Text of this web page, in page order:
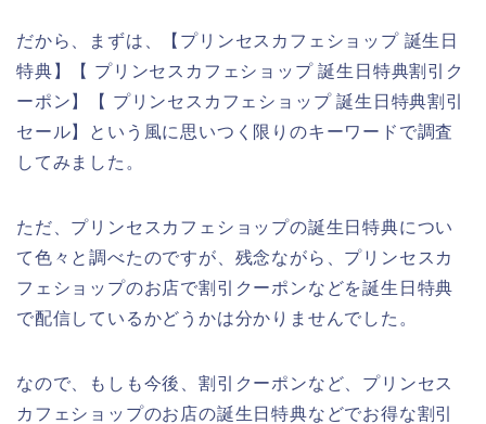
だから、まずは、【プリンセスカフェショップ 誕生日
特典】【 プリンセスカフェショップ 誕生日特典割引ク
ーポン】【 プリンセスカフェショップ 誕生日特典割引
セール】という風に思いつく限りのキーワードで調査
してみました。
ただ、プリンセスカフェショップの誕生日特典につい
て色々と調べたのですが、残念ながら、プリンセスカ
フェショップのお店で割引クーポンなどを誕生日特典
で配信しているかどうかは分かりませんでした。
なので、もしも今後、割引クーポンなど、プリンセス
カフェショップのお店の誕生日特典などでお得な割引